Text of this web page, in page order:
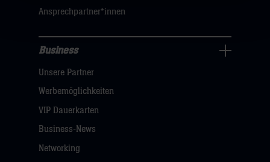
hier
Ansprechpartner*innen
Navigation
öffnen,
dann
klicken
Business
Unsere Partner
Werbemöglichkeiten
VIP Dauerkarten
Business-News
Networking